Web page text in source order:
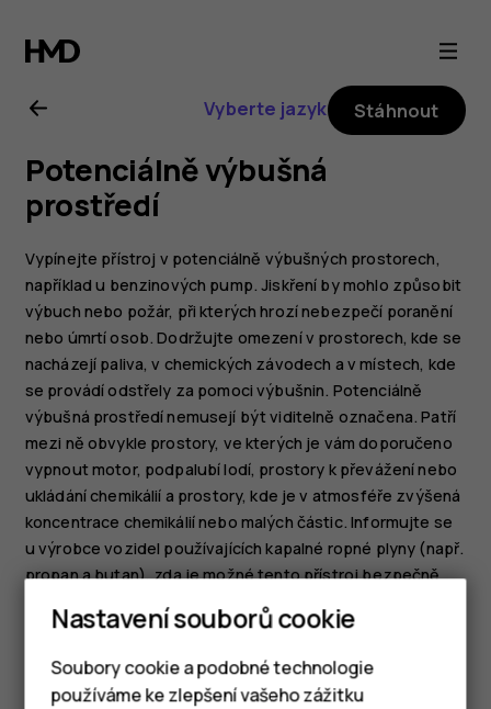
Uživatelská
příručka
k telefonu
Nokia 6
Vyberte jazyk Stáhnout
Potenciálně výbušná
prostředí
Vypínejte přístroj v potenciálně výbušných prostorech,
například u benzinových pump. Jiskření by mohlo způsobit
výbuch nebo požár, při kterých hrozí nebezpečí poranění
nebo úmrtí osob. Dodržujte omezení v prostorech, kde se
nacházejí paliva, v chemických závodech a v místech, kde
se provádí odstřely za pomoci výbušnin. Potenciálně
výbušná prostředí nemusejí být viditelně označena. Patří
mezi ně obvykle prostory, ve kterých je vám doporučeno
vypnout motor, podpalubí lodí, prostory k převážení nebo
ukládání chemikálií a prostory, kde je v atmosféře zvýšená
koncentrace chemikálií nebo malých částic. Informujte se
u výrobce vozidel používajících kapalné ropné plyny (např.
propan a butan), zda je možné tento přístroj bezpečně
Nastavení souborů cookie
Soubory cookie a podobné technologie
používáme ke zlepšení vašeho zážitku